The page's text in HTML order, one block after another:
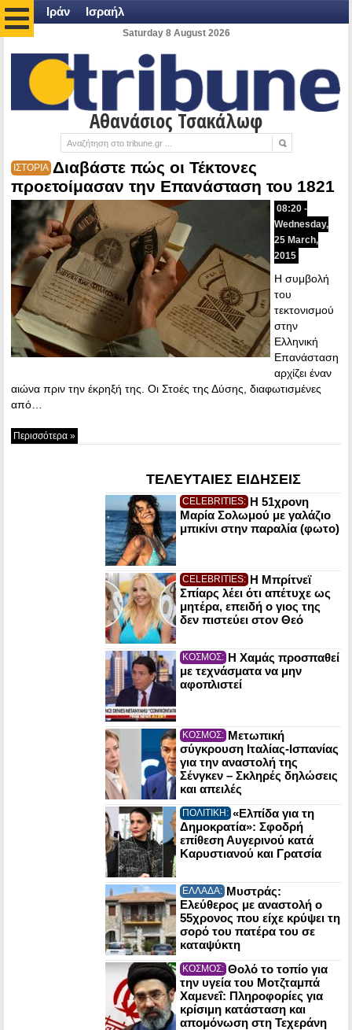
Ιράν Ισραήλ
Saturday 8 August 2026
Αθανάσιος Τσακάλωφ
ΙΣΤΟΡΙΑ Διαβάστε πώς οι Τέκτονες
προετοίμασαν την Επανάσταση του 1821
08:20 -
Wednesday,
25 March,
2015
Η συμβολή
του
τεκτονισμού
στην
Ελληνική
Επανάσταση
αρχίζει έναν
αιώνα πριν την έκρηξή της. Οι Στοές της Δύσης, διαφωτισμένες
από…
Περισσότερα »
ΤΕΛΕΥΤΑΙΕΣ ΕΙΔΗΣΕΙΣ
CELEBRITIES: Η 51χρονη
Μαρία Σολωμού με γαλάζιο
μπικίνι στην παραλία (φωτο)
CELEBRITIES: Η Μπρίτνεϊ
Σπίαρς λέει ότι απέτυχε ως
μητέρα, επειδή ο γιος της
δεν πιστεύει στον Θεό
ΚΟΣΜΟΣ: Η Χαμάς προσπαθεί
με τεχνάσματα να μην
αφοπλιστεί
ΚΟΣΜΟΣ: Μετωπική
σύγκρουση Ιταλίας-Ισπανίας
για την αναστολή της
Σένγκεν – Σκληρές δηλώσεις
και απειλές
ΠΟΛΙΤΙΚΗ: «Ελπίδα για τη
Δημοκρατία»: Σφοδρή
επίθεση Αυγερινού κατά
Καρυστιανού και Γρατσία
ΕΛΛΑΔΑ: Μυστράς:
Ελεύθερος με αναστολή ο
55χρονος που είχε κρύψει τη
σορό του πατέρα του σε
καταψύκτη
ΚΟΣΜΟΣ: Θολό το τοπίο για
την υγεία του Μοτζταμπά
Χαμενεΐ: Πληροφορίες για
κρίσιμη κατάσταση και
απομόνωση στη Τεχεράνη